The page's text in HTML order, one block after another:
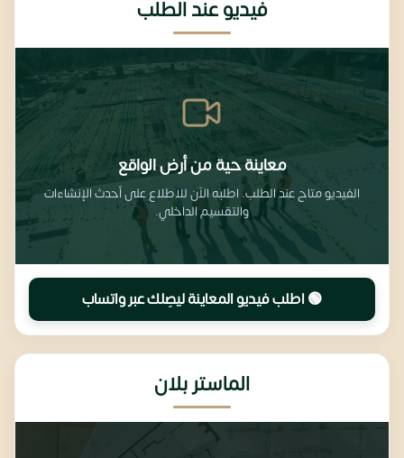
فيديو عند الطلب
معاينة حية من أرض الواقع
الفيديو متاح عند الطلب. اطلبه الآن للاطلاع على أحدث الإنشاءات
والتقسيم الداخلي.
🟢 اطلب فيديو المعاينة ليصِلك عبر واتساب
الماستر بلان